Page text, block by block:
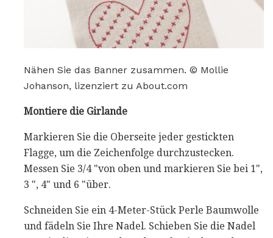
Nähen Sie das Banner zusammen. © Mollie
Johanson, lizenziert zu About.com
Montiere die Girlande
Markieren Sie die Oberseite jeder gestickten
Flagge, um die Zeichenfolge durchzustecken.
Messen Sie 3/4 "von oben und markieren Sie bei 1",
3 ", 4" und 6 "über.
Schneiden Sie ein 4-Meter-Stück Perle Baumwolle
und fädeln Sie Ihre Nadel. Schieben Sie die Nadel